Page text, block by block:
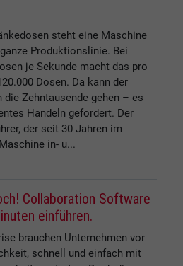
steht eine Maschine
Produktionslinie. Bei
je Sekunde macht das pro
Dosen. Da kann der
Zehntausende gehen – es
Handeln gefordert. Der
der seit 30 Jahren im
in- u...
Collaboration Software
einführen.
brauchen Unternehmen vor
schnell und einfach mit